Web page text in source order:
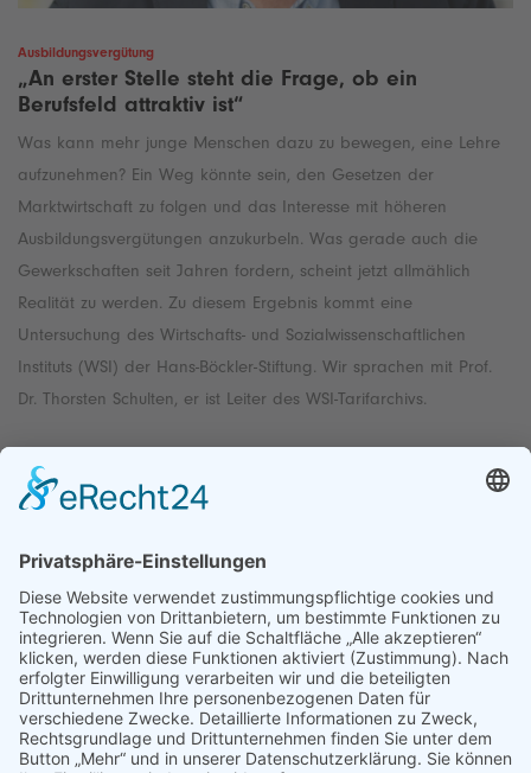
Ausbildungsvergütung
„An erster Stelle steht die Frage, ob ein
Berufsfeld attraktiv ist“
Was kann mehr junge Menschen dazu zu bewegen, eine Lehre
aufzunehmen? Ein Weg könnte sein, den Gesetzen der
Marktwirtschaft zu folgen und das Interesse mit höheren
Ausbildungsvergütungen anzukurbeln. Was gerade auch die
Gewerkschaften seit Jahren fordern, scheint jetzt allmählich
Realität zu werden. Zu diesem Ergebnis kommt eine
Untersuchung des Wirtschafts- und Sozialwissenschaftlichen
Instituts (WSI) der Hans-Böckler-Stiftung. Wir sprachen mit Prof.
Dr. Thorsten Schulten, er ist Leiter des WSI-Tarifarchivs.